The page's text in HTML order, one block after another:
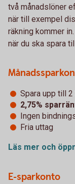
två månadslöner
när till exempel
räkning kommer
när du ska spara
Spara upp till
2,75%
Ingen
Fria uttag
Läs mer och
E-sparkonto